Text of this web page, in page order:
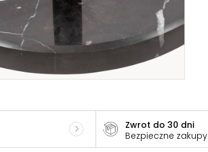
Zwrot do 30 dni
Bezpieczne zakupy